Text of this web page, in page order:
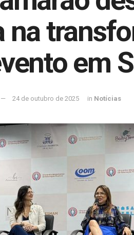
na
em
24 de outubro de 2025 in Notícias